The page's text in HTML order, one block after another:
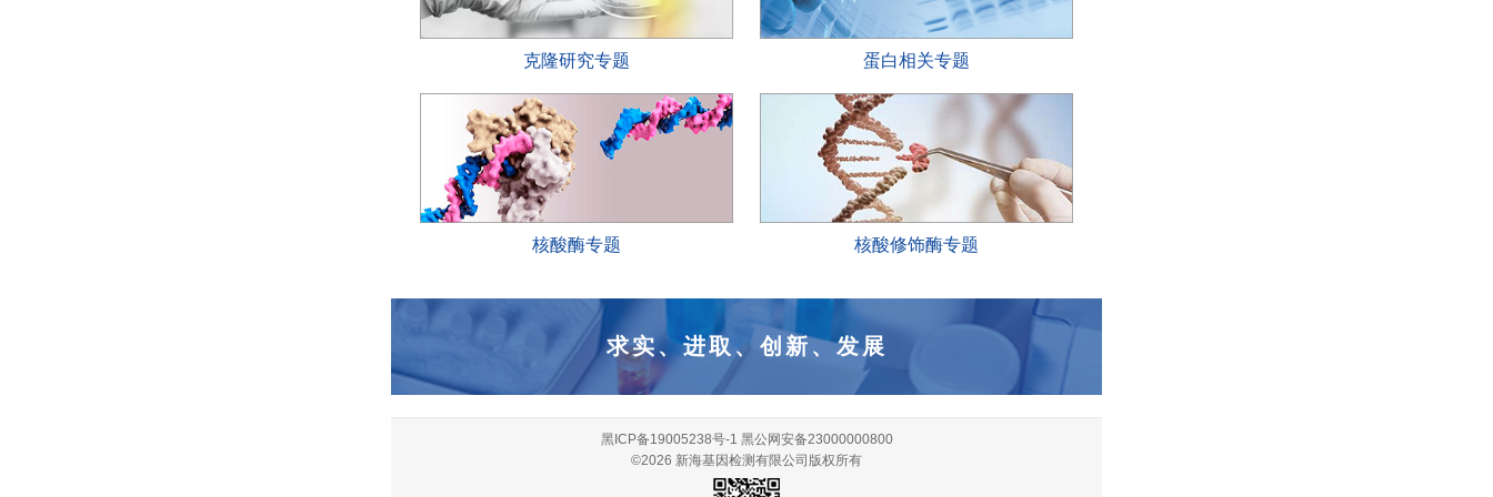
克隆研究专题 蛋白相关专题
核酸酶专题 核酸修饰酶专题
求实、进取、创新、发展
黑ICP备19005238号-1 黑公网安备23000000800
©2026 新海基因检测有限公司版权所有